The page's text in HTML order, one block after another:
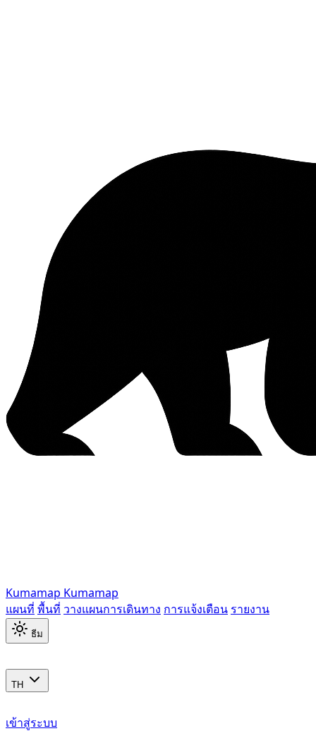
Kumamap Kumamap
แผนที่ พื้นที่ วางแผนการเดินทาง การแจ้งเตือน รายงาน
ธีม
TH
เข้าสู่ระบบ